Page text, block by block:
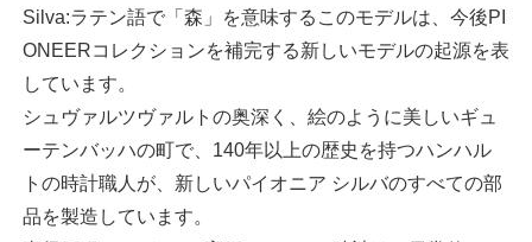
Silva:ラテン語で「森」を意味するこのモデルは、今後PI
ONEERコレクションを補完する新しいモデルの起源を表
しています。
シュヴァルツヴァルトの奥深く、絵のように美しいギュ
ーテンバッハの町で、140年以上の歴史を持つハンハル
トの時計職人が、新しいパイオニア シルバのすべての部
品を製造しています。